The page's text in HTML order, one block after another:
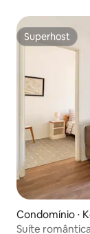
Superhost
Superhost
Condomínio ⋅
Suíte